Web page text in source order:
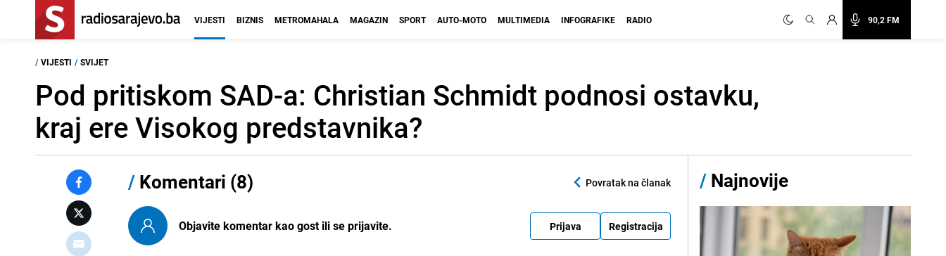
90,2 FM
VIJESTI BIZNIS METROMAHALA MAGAZIN SPORT AUTO-MOTO MULTIMEDIA INFOGRAFIKE RADIO
/ VIJESTI / SVIJET
Pod pritiskom SAD-a: Christian Schmidt podnosi ostavku,
kraj ere Visokog predstavnika?
/ Komentari (8) Povratak na članak
Objavite komentar kao gost ili se prijavite. Prijava Registracija
/ Najnovije